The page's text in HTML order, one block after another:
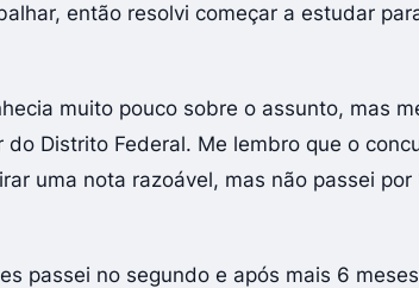
então resolvi começar a estudar
muito pouco sobre o assunto, mas
Distrito Federal. Me lembro que o
uma nota razoável, mas não passei por
passei no segundo e após mais 6